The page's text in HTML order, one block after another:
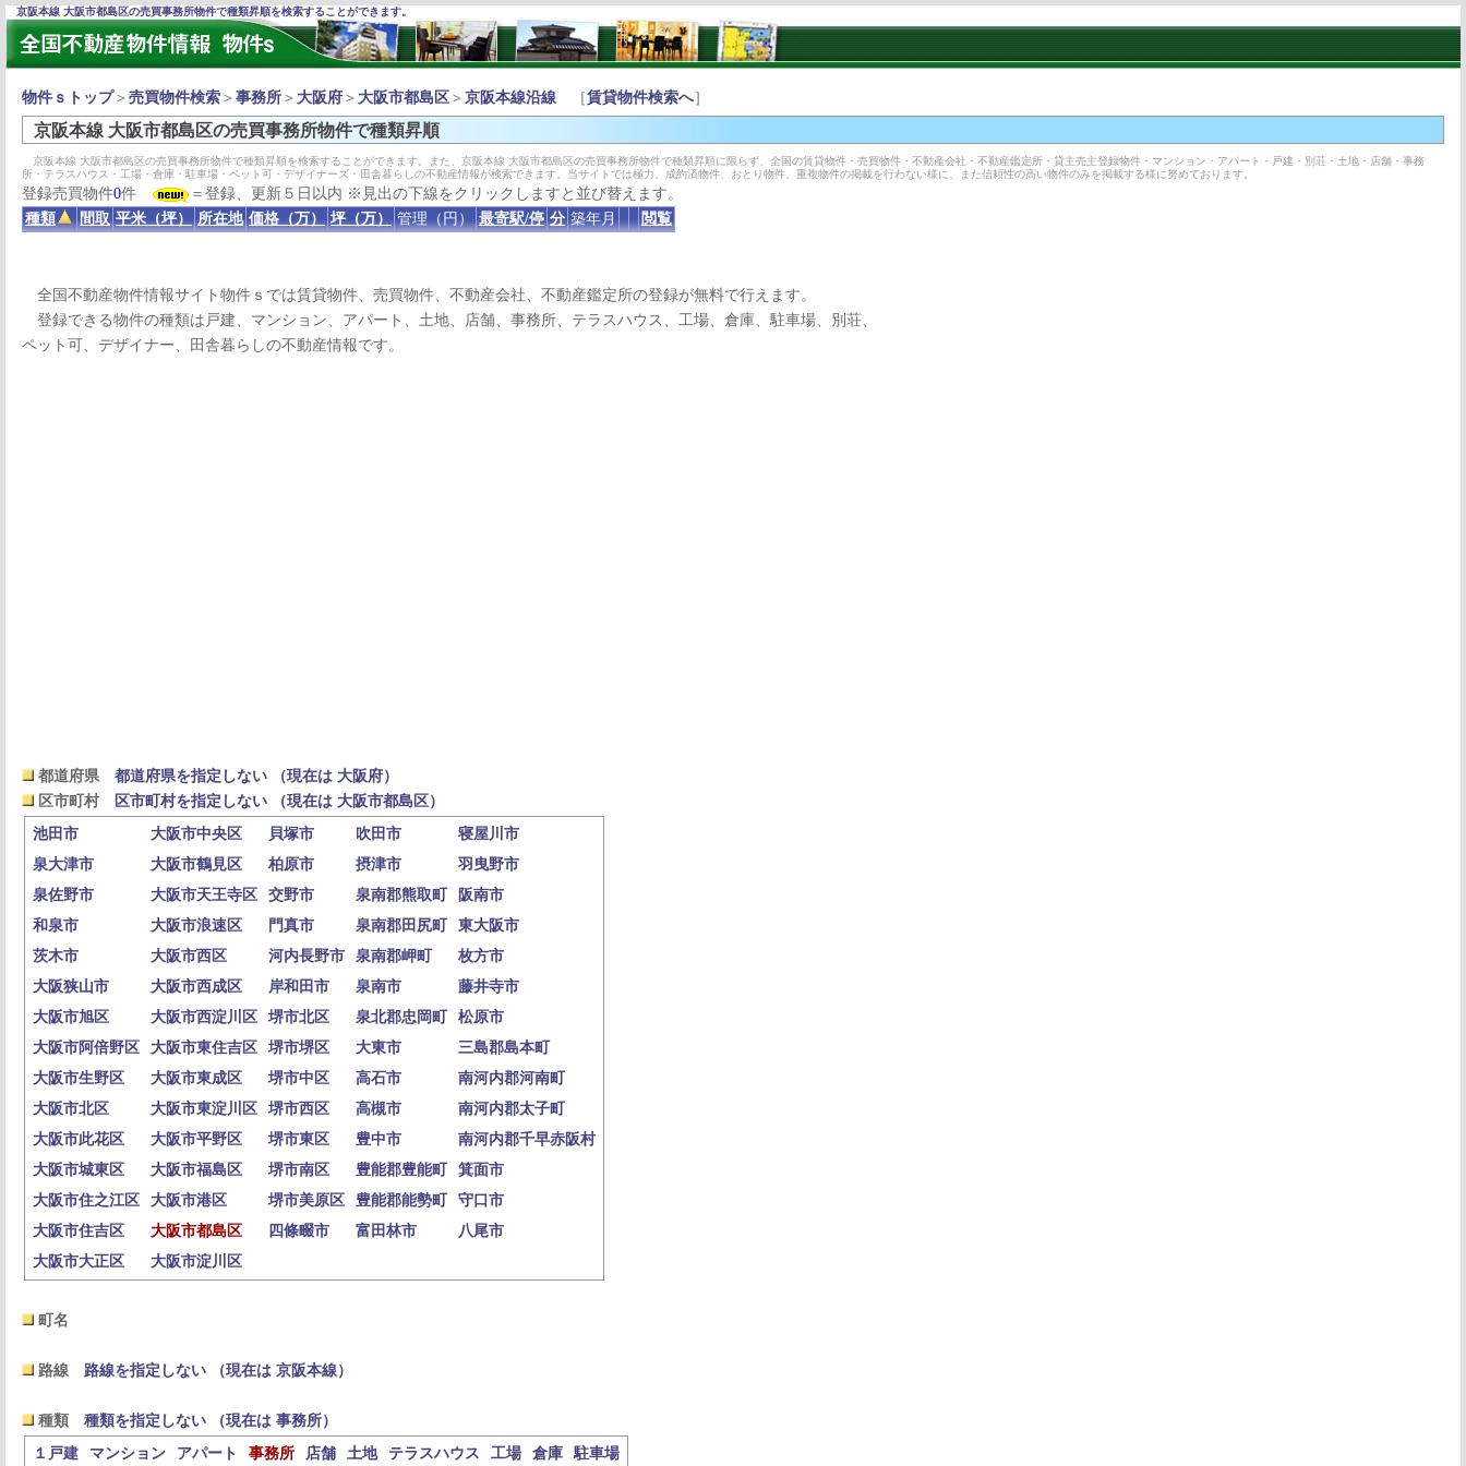
京阪本線 大阪市都島区の売買事務所物件で種類昇順を検索することができます。
物件ｓトップ＞ 売買物件検索 ＞ 事務所 ＞ 大阪府 ＞ 大阪市都島区 ＞ 京阪本線沿線 ［賃貸物件検索へ］
京阪本線 大阪市都島区の売買事務所物件で種類昇順
京阪本線 大阪市都島区の売買事務所物件で種類昇順を検索することができます。また、京阪本線 大阪市都島区の売買事務所物件で種類昇順に限らず、全国の賃貸物件・売買物件・不動産会社・不動産鑑定所・貸主売主登録物件・マンション・アパート・戸建・別荘・土地・店舗・事務
所・テラスハウス・工場・倉庫・駐車場・ペット可・デザイナーズ・田舎暮らしの不動産情報が検索できます。当サイトでは極力、成約済物件、おとり物件、重複物件の掲載を行わない様に、また信頼性の高い物件のみを掲載する様に努めております。
登録売買物件0件
＝登録、更新５日以内 ※見出の下線をクリックしますと並び替えます。
種類
間取 平米（坪） 所在地 価格（万） 坪（万） 管理（円） 最寄駅/停 分 築年月 閲覧
全国不動産物件情報サイト物件ｓでは賃貸物件、売買物件、不動産会社、不動産鑑定所の登録が無料で行えます。
登録できる物件の種類は戸建、マンション、アパート、土地、店舗、事務所、テラスハウス、工場、倉庫、駐車場、別荘、
ペット可、デザイナー、田舎暮らしの不動産情報です。
都道府県
都道府県を指定しない （現在は 大阪府）
区市町村
区市町村を指定しない （現在は 大阪市都島区）
池田市
大阪市中央区 貝塚市 吹田市
寝屋川市
泉大津市
大阪市鶴見区 柏原市 摂津市
羽曳野市
泉佐野市
大阪市天王寺区 交野市 泉南郡熊取町
阪南市
和泉市
大阪市浪速区 門真市 泉南郡田尻町
東大阪市
茨木市
大阪市西区 河内長野市 泉南郡岬町
枚方市
大阪狭山市
大阪市西成区 岸和田市 泉南市
藤井寺市
大阪市旭区
大阪市西淀川区 堺市北区 泉北郡忠岡町
松原市
大阪市阿倍野区
大阪市東住吉区 堺市堺区 大東市
三島郡島本町
大阪市生野区
大阪市東成区 堺市中区 高石市
南河内郡河南町
大阪市北区
大阪市東淀川区 堺市西区 高槻市
南河内郡太子町
大阪市此花区
大阪市平野区 堺市東区 豊中市
南河内郡千早赤阪村
大阪市城東区
大阪市福島区 堺市南区 豊能郡豊能町
箕面市
大阪市住之江区
大阪市港区 堺市美原区 豊能郡能勢町
守口市
大阪市住吉区
大阪市都島区 四條畷市 富田林市
八尾市
大阪市大正区
大阪市淀川区
町名
路線 路線を指定しない （現在は 京阪本線）
種類
種類を指定しない （現在は 事務所）
１戸建
マンション アパート 事務所 店舗 土地 テラスハウス 工場 倉庫 駐車場